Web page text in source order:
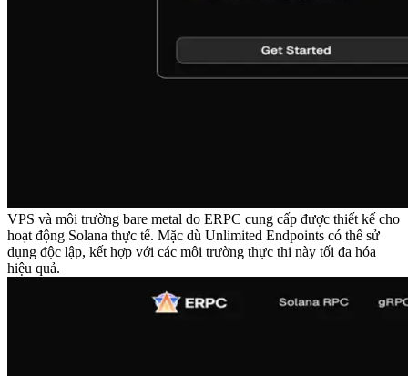
VPS và môi trường bare metal do ERPC cung cấp được thiết kế cho
hoạt động Solana thực tế. Mặc dù Unlimited Endpoints có thể sử
dụng độc lập, kết hợp với các môi trường thực thi này tối đa hóa
hiệu quả.